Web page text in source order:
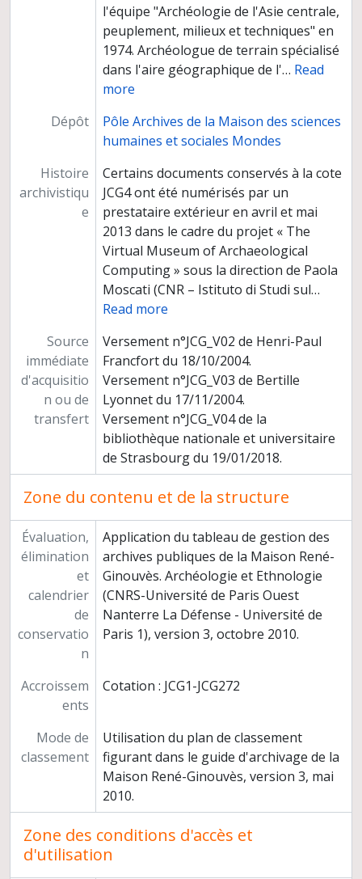
l'équipe "Archéologie de l'Asie centrale,
peuplement, milieux et techniques" en
1974. Archéologue de terrain spécialisé
dans l'aire géographique de l'… Read
more
Dépôt
Pôle Archives de la Maison des sciences
humaines et sociales Mondes
Histoire
archivistiqu
e
Certains documents conservés à la cote
JCG4 ont été numérisés par un
prestataire extérieur en avril et mai
2013 dans le cadre du projet « The
Virtual Museum of Archaeological
Computing » sous la direction de Paola
Moscati (CNR – Istituto di Studi sul…
Read more
Source
immédiate
d'acquisitio
n ou de
transfert
Versement n°JCG_V02 de Henri-Paul
Francfort du 18/10/2004.
Versement n°JCG_V03 de Bertille
Lyonnet du 17/11/2004.
Versement n°JCG_V04 de la
bibliothèque nationale et universitaire
de Strasbourg du 19/01/2018.
Zone du contenu et de la structure
Évaluation,
élimination
et
calendrier
de
conservatio
n
Application du tableau de gestion des
archives publiques de la Maison René-
Ginouvès. Archéologie et Ethnologie
(CNRS-Université de Paris Ouest
Nanterre La Défense - Université de
Paris 1), version 3, octobre 2010.
Accroissem
ents
Cotation : JCG1-JCG272
Mode de
classement
Utilisation du plan de classement
figurant dans le guide d'archivage de la
Maison René-Ginouvès, version 3, mai
2010.
Zone des conditions d'accès et
d'utilisation